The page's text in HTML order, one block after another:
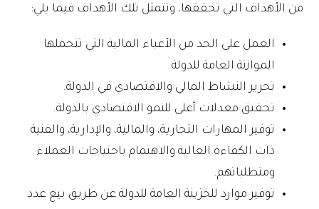
من الأهداف التي تحققها، وتتمثل تلك الأهداف فيما يلي:
العمل على الحد من الأعباء المالية التي تتحملها
الموازنة العامة للدولة.
تحرير النشاط المالي والاقتصادي في الدولة.
تحقيق معدلات أعلى للنمو الاقتصادي بالدولة.
توفير المهارات التجارية، والمالية، والإدارية، والفنية
ذات الكفاءة العالية والاهتمام باحتياجات العملاء
ومتطلباتهم.
توفير موارد للخزينة العامة للدولة عن طريق بيع عدد